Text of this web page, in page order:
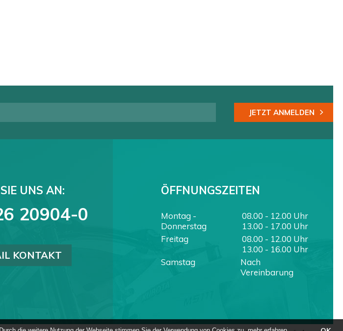
JETZT ANMELDEN
UNS AN:
20904-0
KONTAKT
ÖFFNUNGSZEITEN
Montag -
Donnerstag
08.00 - 12.00 Uhr
13.00 - 17.00 Uhr
Freitag
08.00 - 12.00 Uhr
13.00 - 16.00 Uhr
Samstag
Nach
Vereinbarung